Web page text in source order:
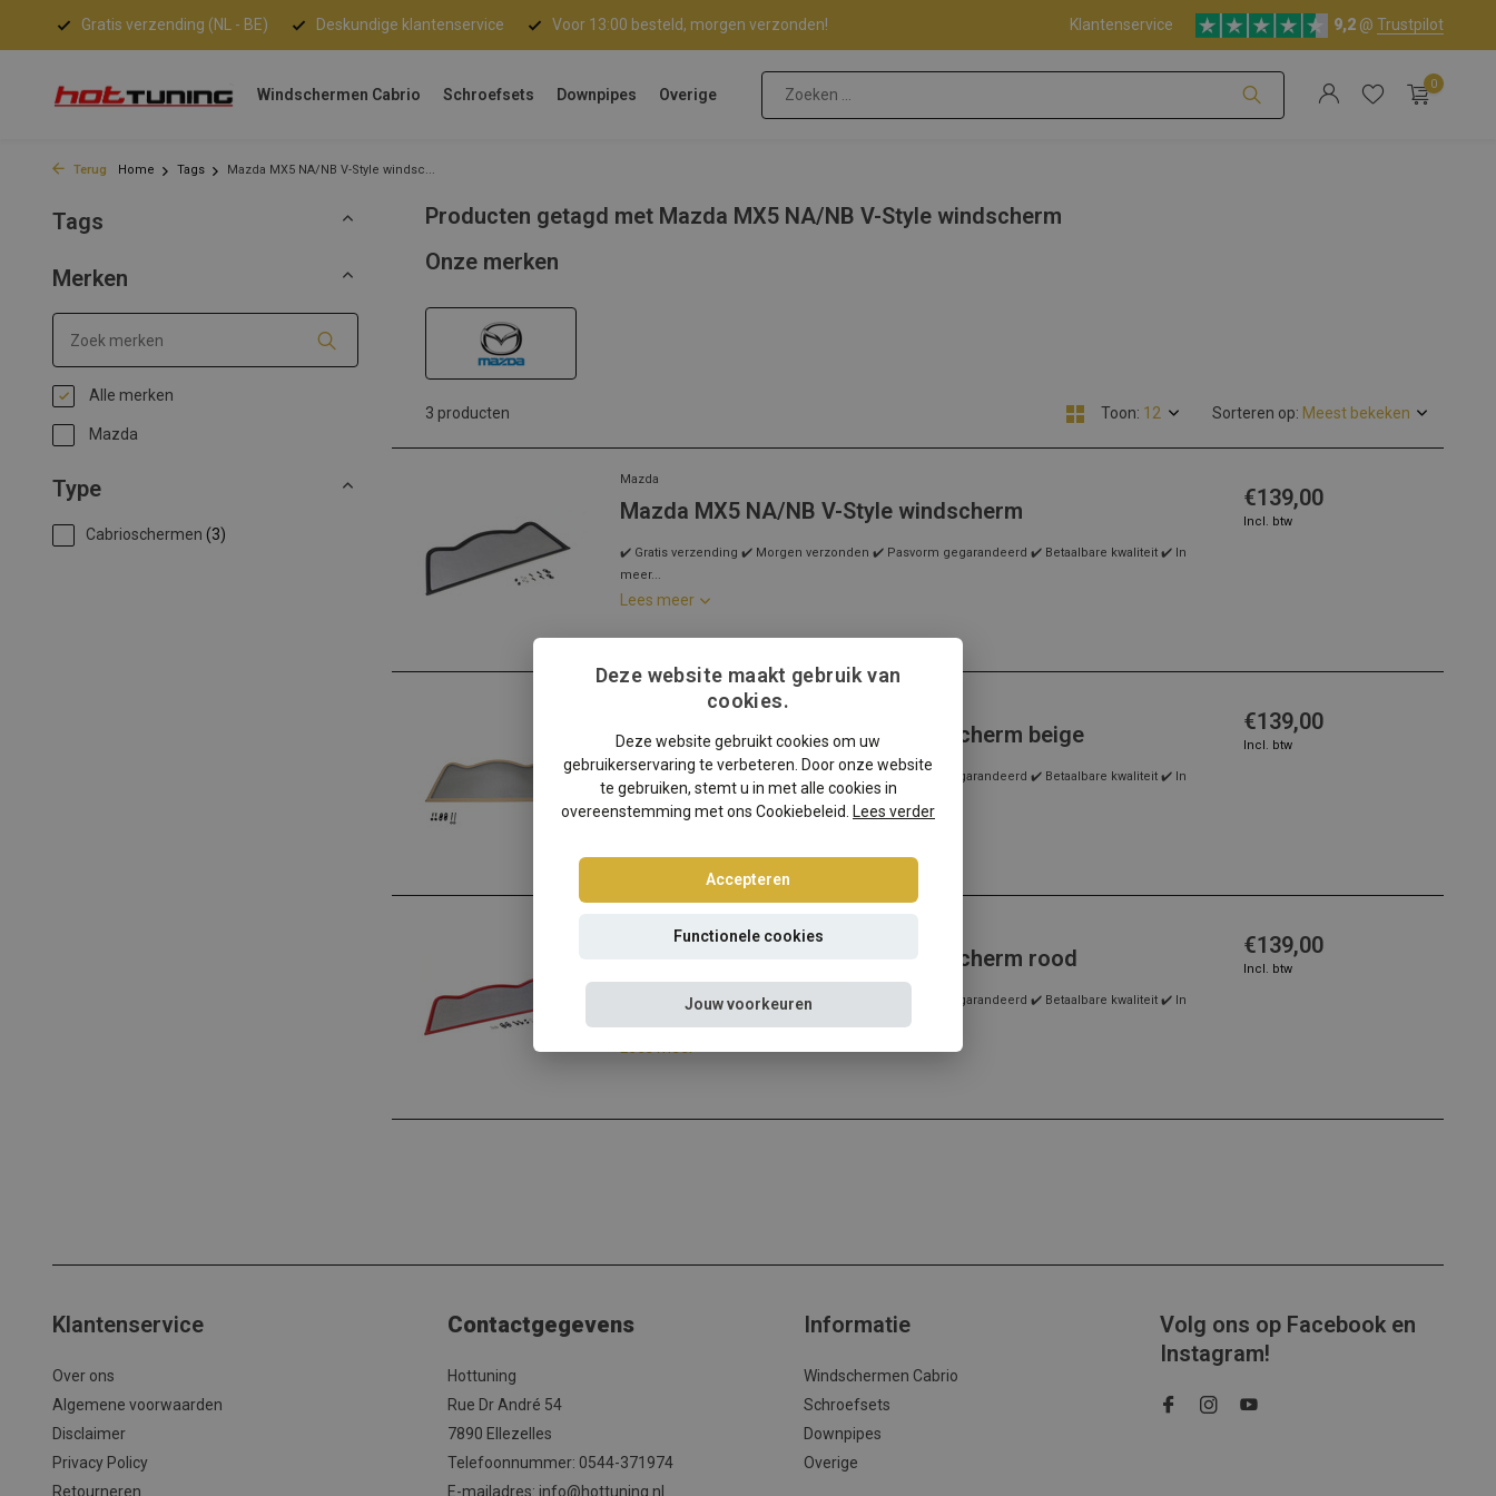
Gratis verzending (NL - BE) Deskundige klantenservice Voor 13:00 besteld, morgen verzonden! Klantenservice 9,2 @ Trustpilot
Windschermen Cabrio Schroefsets Downpipes Overige
0
Terug Home Tags Mazda MX5 NA/NB V-Style windsc...
Tags
Merken
Alle merken
Mazda
Type
Cabrioschermen (3)
Producten getagd met Mazda MX5 NA/NB V-Style windscherm
Onze merken
3 producten Toon: Sorteren op:
Mazda
Mazda MX5 NA/NB V-Style windscherm
✔️ Gratis verzending ✔️ Morgen verzonden ✔️ Pasvorm gegarandeerd ✔️ Betaalbare kwaliteit ✔️ In
meer...
Lees meer
€139,00
Incl. btw
Mazda MX5 NA/NB V-Style windscherm beige
✔️ Gratis verzending ✔️ Morgen verzonden ✔️ Pasvorm gegarandeerd ✔️ Betaalbare kwaliteit ✔️ In
meer...
Lees meer
€139,00
Incl. btw
Mazda MX5 NA/NB V-Style windscherm rood
✔️ Gratis verzending ✔️ Morgen verzonden ✔️ Pasvorm gegarandeerd ✔️ Betaalbare kwaliteit ✔️ In
€139,00
Incl. btw
Klantenservice
Over ons
Algemene voorwaarden
Disclaimer
Privacy Policy
Retourneren
Contactgegevens
Hottuning
Rue Dr André 54
7890 Ellezelles
Telefoonnummer: 0544-371974
E-mailadres: info@hottuning.nl
Informatie
Windschermen Cabrio
Schroefsets
Downpipes
Overige
Volg ons op Facebook en
Instagram!
Deze website maakt gebruik van
cookies.
Deze website gebruikt cookies om uw
gebruikerservaring te verbeteren. Door onze website
te gebruiken, stemt u in met alle cookies in
overeenstemming met ons Cookiebeleid. Lees verder
Accepteren
Functionele cookies
Jouw voorkeuren